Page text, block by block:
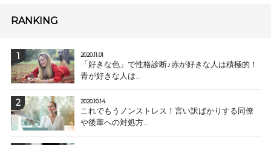
RANKING
2020.11.01
「好きな色」で性格診断♪赤が好きな人は積極的！
青が好きな人は...
2020.10.14
これでもうノンストレス！言い訳ばかりする同僚
や後輩への対処方...